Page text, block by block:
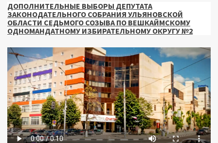
ДОПОЛНИТЕЛЬНЫЕ ВЫБОРЫ ДЕПУТАТА
ЗАКОНОДАТЕЛЬНОГО СОБРАНИЯ УЛЬЯНОВСКОЙ
ОБЛАСТИ СЕДЬМОГО СОЗЫВА ПО ВЕШКАЙМСКОМУ
ОДНОМАНДАТНОМУ ИЗБИРАТЕЛЬНОМУ ОКРУГУ №2